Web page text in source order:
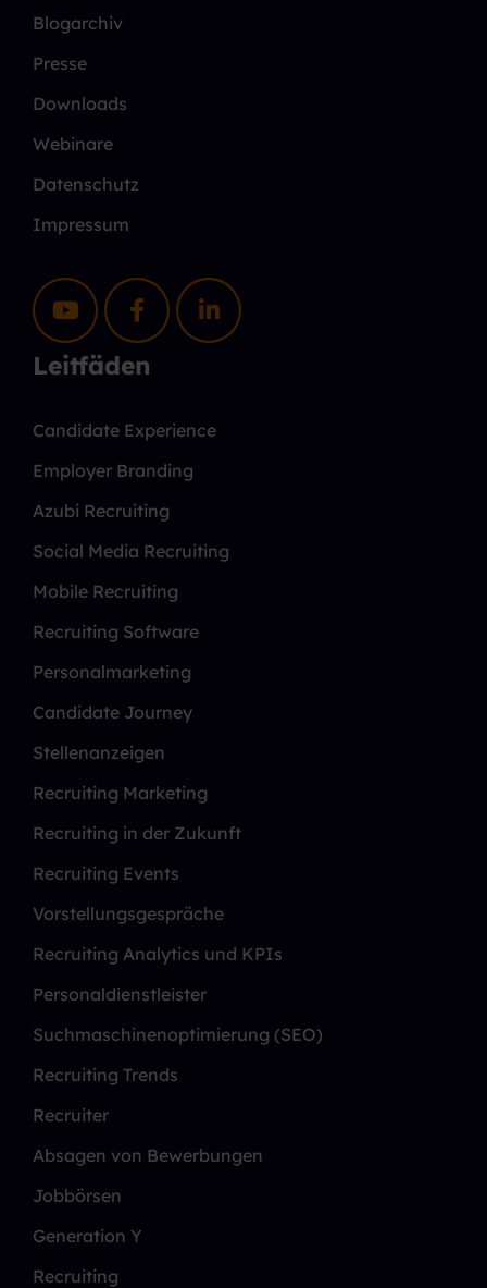
Blogarchiv
Presse
Downloads
Webinare
Datenschutz
Impressum
Leitfäden
Candidate Experience
Employer Branding
Azubi Recruiting
Social Media Recruiting
Mobile Recruiting
Recruiting Software
Personalmarketing
Candidate Journey
Stellenanzeigen
Recruiting Marketing
Recruiting in der Zukunft
Recruiting Events
Vorstellungsgespräche
Recruiting Analytics und KPIs
Personaldienstleister
Suchmaschinenoptimierung (SEO)
Recruiting Trends
Recruiter
Absagen von Bewerbungen
Jobbörsen
Generation Y
Recruiting